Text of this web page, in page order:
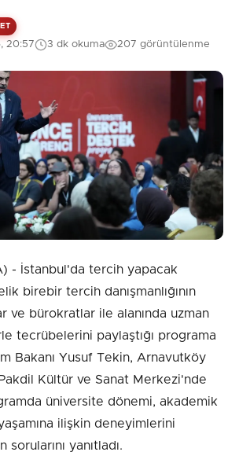
20:57 3 dk okuma 207 görüntülenme
- İstanbul'da tercih yapacak
birebir tercih danışmanlığının
ve bürokratlar ile alanında uzman
tecrübelerini paylaştığı programa
Bakanı Yusuf Tekin, Arnavutköy
Kültür ve Sanat Merkezi'nde
üniversite dönemi, akademik
ilişkin deneyimlerini
yanıtladı.